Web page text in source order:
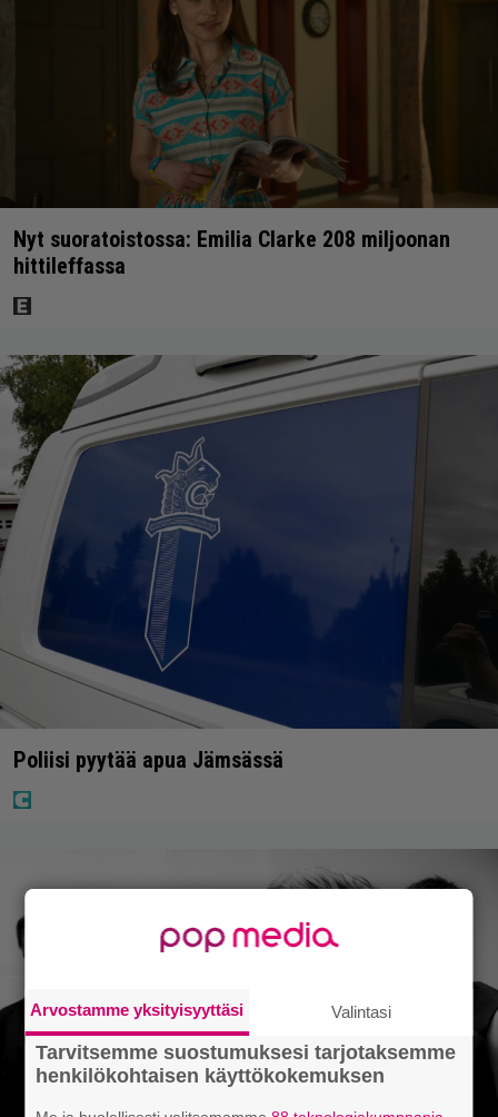
Nyt suoratoistossa: Emilia Clarke 208 miljoonan
hittileffassa
Poliisi pyytää apua Jämsässä
Arvostamme yksityisyyttäsi Valintasi
Tarvitsemme suostumuksesi tarjotaksemme
henkilökohtaisen käyttökokemuksen